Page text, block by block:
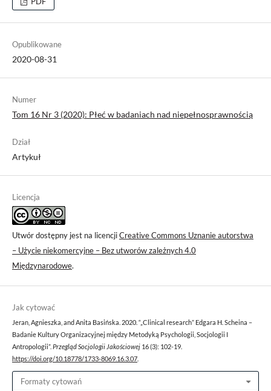
Opublikowane
2020-08-31
Numer
Tom 16 Nr 3 (2020): Płeć w badaniach nad niepełnosprawnością
Dział
Artykuł
Licencja
Utwór dostępny jest na licencjiCreative Commons Uznanie autorstwa
– Użycie niekomercyjne – Bez utworów zależnych 4.0
Międzynarodowe.
Jak cytować
Jeran, Agnieszka, and Anita Basińska. 2020. “„Clinical research” Edgara H. Scheina –
Badanie Kultury Organizacyjnej między Metodyką Psychologii, Socjologii I
Antropologii”. Przegląd Socjologii Jakościowej 16 (3): 102-19.
https://doi.org/10.18778/1733-8069.16.3.07
Formaty cytowań